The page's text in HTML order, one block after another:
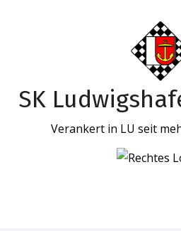
SK
Verankert in LU seit